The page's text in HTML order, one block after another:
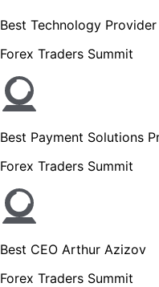
Best Technology Provider
Forex Traders Summit
Best Payment Solutions
Forex Traders Summit
Best CEO Arthur Azizov
Forex Traders Summit